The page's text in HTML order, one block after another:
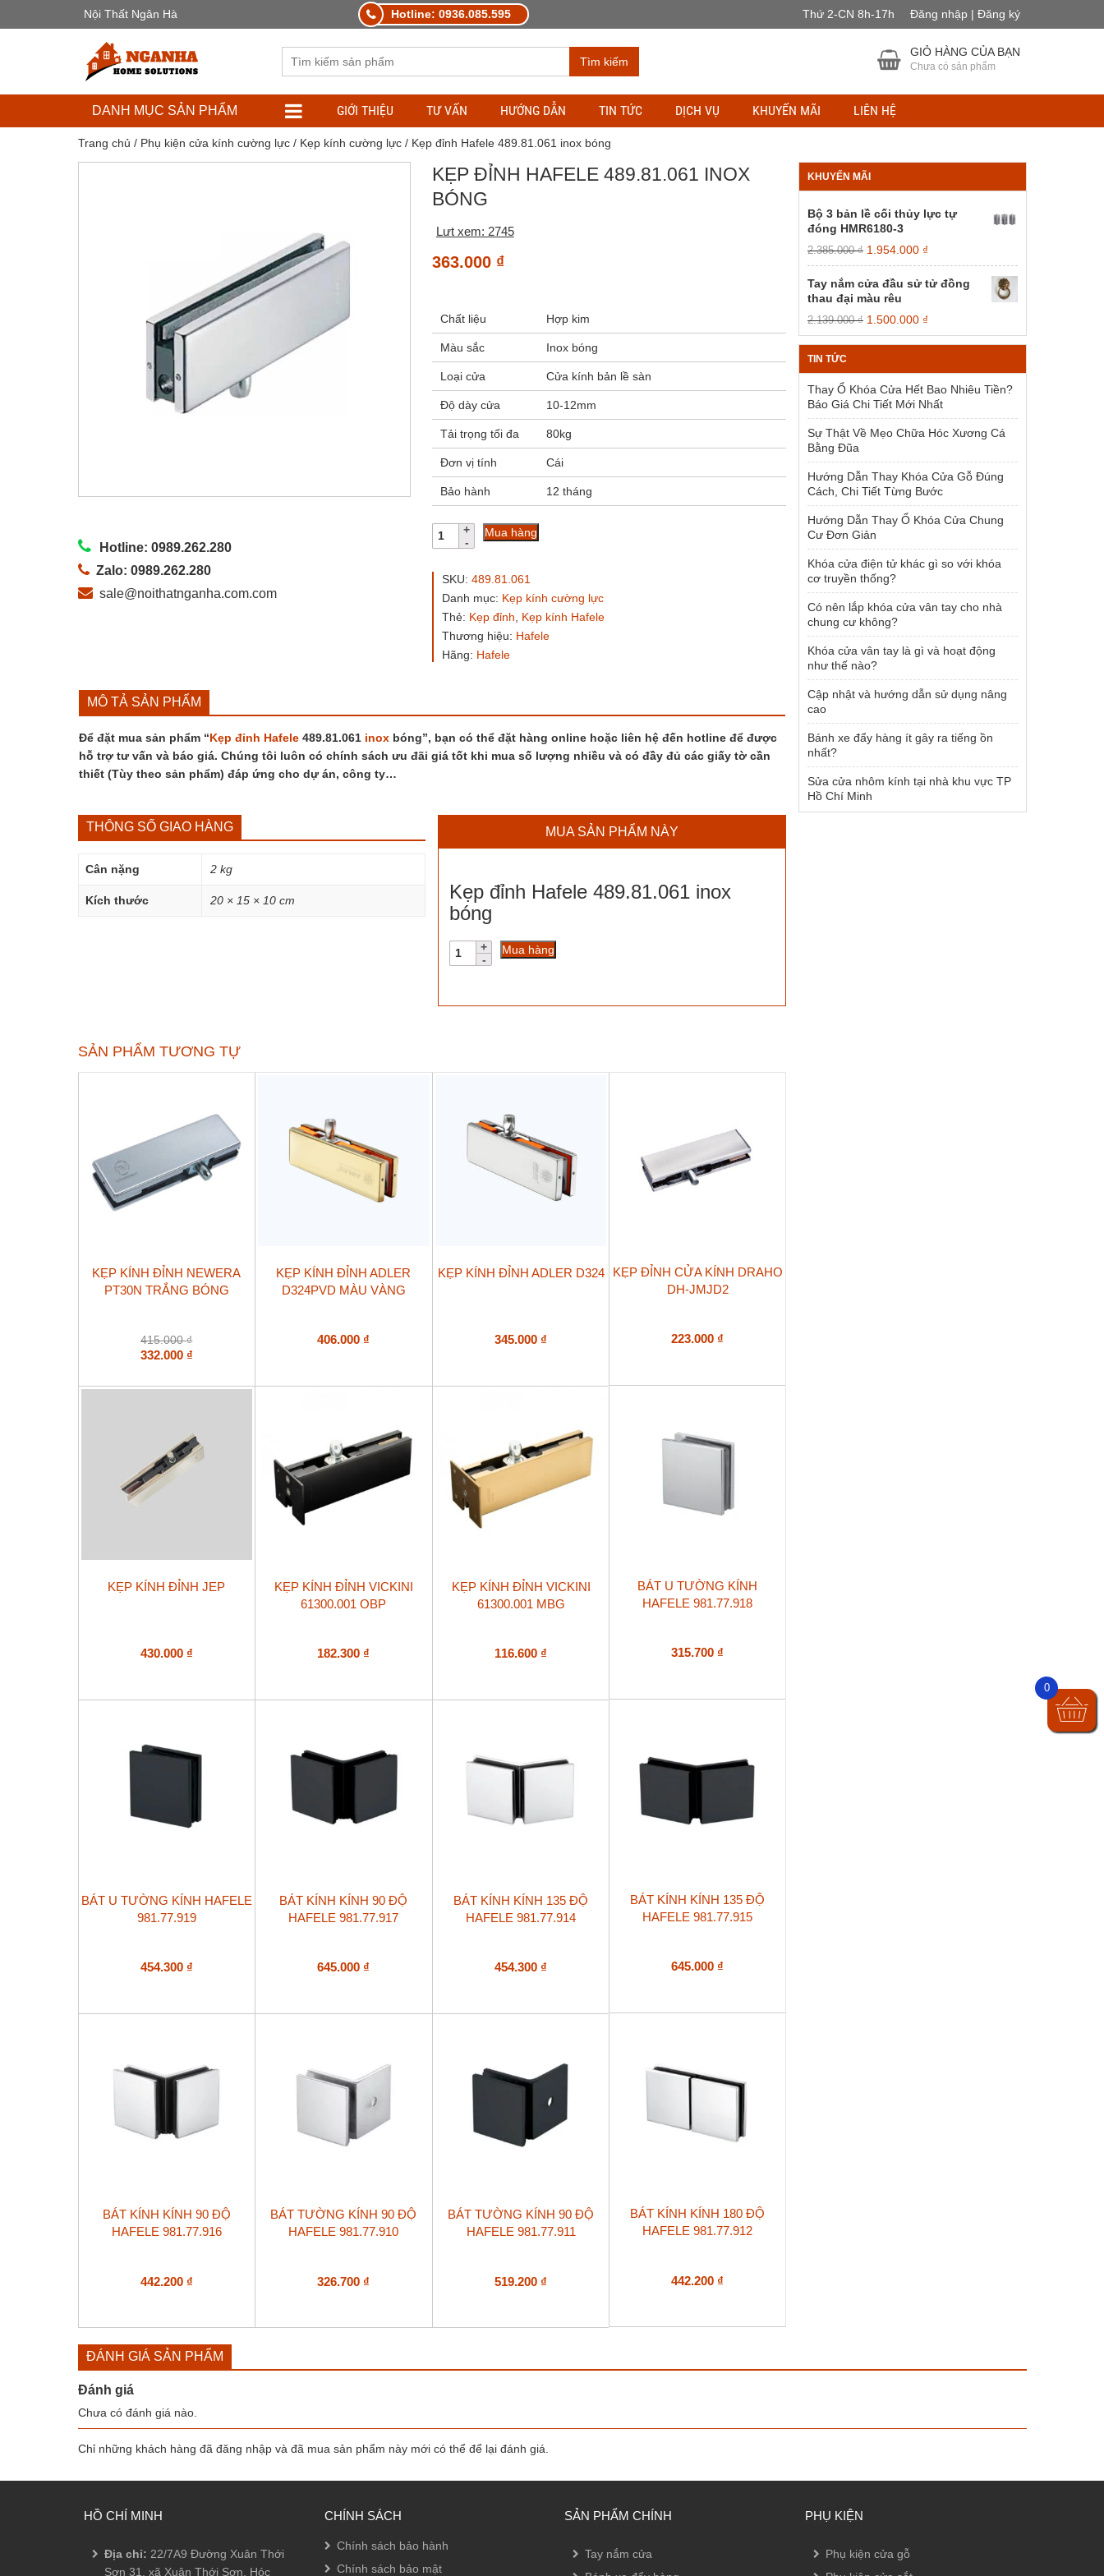
Nội Thất Ngân Hà Hotline: 0936.085.595 Thứ 2-CN 8h-17h Đăng nhập | Đăng ký
Tìm kiếm
GIỎ HÀNG CỦA BẠN
Chưa có sản phẩm
DANH MỤC SẢN PHẨM GIỚI THIỆU TƯ VẤN HƯỚNG DẪN TIN TỨC DỊCH VỤ KHUYẾN MÃI LIÊN HỆ
Trang chủ / Phụ kiện cửa kính cường lực/ Kẹp kính cường lực/ Kẹp đỉnh Hafele 489.81.061 inox bóng
Hotline: 0989.262.280
Zalo: 0989.262.280
sale@noithatnganha.com.com
KẸP ĐỈNH HAFELE 489.81.061 INOX
BÓNG
Lưt xem: 2745
363.000 ₫
Chất liệu Hợp kim
Màu sắc Inox bóng
Loại cửa Cửa kính bản lề sàn
Độ dày cửa 10-12mm
Tải trọng tối đa 80kg
Đơn vị tính Cái
Bảo hành 12 tháng
Kẹp
489.81.061
bóng
số
lượng
Mua hàng
SKU: 489.81.061
Danh mục: Kẹp kính cường lực
Thẻ: Kẹp đỉnh
Kẹp kính Hafele
Thương hiệu: Hafele
Hãng: Hafele
MÔ TẢ SẢN PHẨM
Để đặt mua sản phẩm “Kẹp đỉnh Hafele489.81.061 inoxbóng”, bạn có thể đặt hàng online hoặc liên hệ đến hotline để được
hỗ trợ tư vấn và báo giá. Chúng tôi luôn có chính sách ưu đãi giá tốt khi mua số lượng nhiều và có đầy đủ các giấy tờ cần
thiết (Tùy theo sản phẩm) đáp ứng cho dự án, công ty…
THÔNG SỐ GIAO HÀNG
Cân nặng 2 kg
Kích thước 20 × 15 × 10 cm
MUA SẢN PHẨM NÀY
Kẹp đỉnh Hafele 489.81.061 inox
bóng
Kẹp
inox
Mua hàng
SẢN PHẨM TƯƠNG TỰ
KẸP KÍNH ĐỈNH NEWERA
PT30N TRẮNG BÓNG
415.000₫
332.000 ₫
KẸP KÍNH ĐỈNH ADLER
D324PVD MÀU VÀNG
406.000 ₫
KẸP KÍNH ĐỈNH ADLER D324
345.000 ₫
KẸP ĐỈNH CỬA KÍNH DRAHO
DH-JMJD2
223.000 ₫
KẸP KÍNH ĐỈNH JEP
430.000 ₫
KẸP KÍNH ĐỈNH VICKINI
61300.001 OBP
182.300 ₫
KẸP KÍNH ĐỈNH VICKINI
61300.001 MBG
116.600 ₫
BÁT U TƯỜNG KÍNH
HAFELE 981.77.918
315.700 ₫
BÁT U TƯỜNG KÍNH HAFELE
981.77.919
454.300 ₫
BÁT KÍNH KÍNH 90 ĐỘ
HAFELE 981.77.917
645.000 ₫
BÁT KÍNH KÍNH 135 ĐỘ
HAFELE 981.77.914
454.300 ₫
BÁT KÍNH KÍNH 135 ĐỘ
HAFELE 981.77.915
645.000 ₫
BÁT KÍNH KÍNH 90 ĐỘ
HAFELE 981.77.916
442.200 ₫
BÁT TƯỜNG KÍNH 90 ĐỘ
HAFELE 981.77.910
326.700 ₫
BÁT TƯỜNG KÍNH 90 ĐỘ
HAFELE 981.77.911
519.200 ₫
BÁT KÍNH KÍNH 180 ĐỘ
HAFELE 981.77.912
442.200 ₫
KHUYẾN MÃI
Bộ 3 bản lề cối thủy lực tự
đóng HMR6180-3
2.385.000₫ Giá
gốc
là:
2.385.000 ₫.
1.954.000 ₫
hiện
tại
Tay nắm cửa đầu sử tử đồng
thau đại màu rêu
2.139.000₫ Giá
gốc
là:
1.500.000 ₫
hiện
tại
1.500.000 ₫.
TIN TỨC
Thay Ổ Khóa Cửa Hết Bao Nhiêu Tiền?
Báo Giá Chi Tiết Mới Nhất
Sự Thật Về Mẹo Chữa Hóc Xương Cá
Bằng Đũa
Hướng Dẫn Thay Khóa Cửa Gỗ Đúng
Cách, Chi Tiết Từng Bước
Hướng Dẫn Thay Ổ Khóa Cửa Chung
Cư Đơn Giản
Khóa cửa điện tử khác gì so với khóa
cơ truyền thống?
Có nên lắp khóa cửa vân tay cho nhà
chung cư không?
Khóa cửa vân tay là gì và hoạt động
như thế nào?
Cập nhật và hướng dẫn sử dụng nâng
cao
Bánh xe đẩy hàng ít gây ra tiếng ồn
nhất?
Sửa cửa nhôm kính tại nhà khu vực TP
Hồ Chí Minh
ĐÁNH GIÁ SẢN PHẨM
Đánh giá
Chưa có đánh giá nào.
Chỉ những khách hàng đã đăng nhập và đã mua sản phẩm này mới có thể để lại đánh giá.
HỒ CHÍ MINH
Địa chỉ: 22/7A9 Đường Xuân Thới
Sơn 31, xã Xuân Thới Sơn, Hóc
CHÍNH SÁCH
Chính sách bảo hành
Chính sách bảo mật
SẢN PHẨM CHÍNH
Tay nắm cửa
PHỤ KIỆN
Phụ kiện cửa gỗ
0